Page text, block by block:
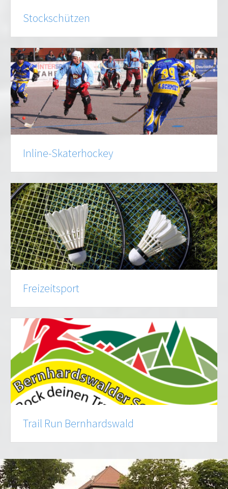
Stockschützen
Inline-Skaterhockey
Freizeitsport
Trail Run Bernhardswald